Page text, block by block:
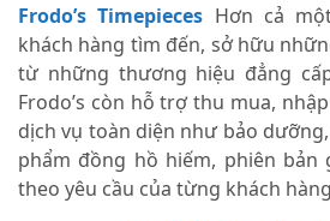
Frodo’s Timepieces Hơn cả
khách hàng tìm đến, sở hữu
từ những thương hiệu đẳng
Frodo’s còn hỗ trợ thu mua,
dịch vụ toàn diện như bảo
phẩm đồng hồ hiếm, phiên
theo yêu cầu của từng khách